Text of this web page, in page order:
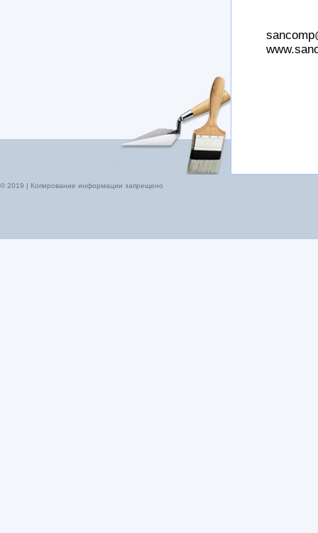
© 2019 | Копирование информации запрещено